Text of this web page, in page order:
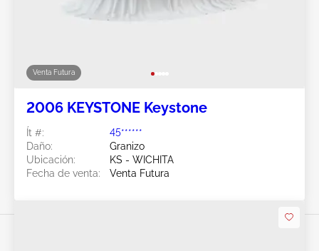
Venta Futura
2006 KEYSTONE Keystone
Ít #:
45******
Daño:
Granizo
Ubicación:
KS - WICHITA
Fecha de venta:
Venta Futura